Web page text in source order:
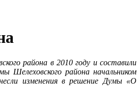
района в 2010 году и составили
Шелеховского района начальником
изменения в решение Думы «О